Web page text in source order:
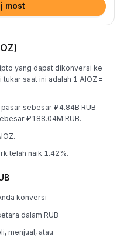
most
yang dapat dikonversi ke
saat ini adalah 1 AIOZ =
sebesar ₽4.84B RUB
₽188.04M RUB.
telah naik 1.42%.
konversi
dalam RUB
menjual, atau